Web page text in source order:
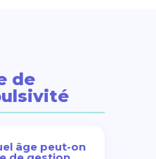
de
âge peut-on